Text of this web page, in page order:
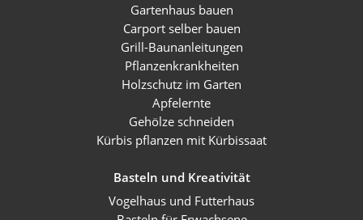
Gartenhaus bauen
Carport selber bauen
Grill-Baunanleitungen
Pflanzenkrankheiten
Holzschutz im Garten
Apfelernte
Gehölze schneiden
Kürbis pflanzen mit Kürbissaat
Basteln und Kreativität
Vogelhaus und Futterhaus